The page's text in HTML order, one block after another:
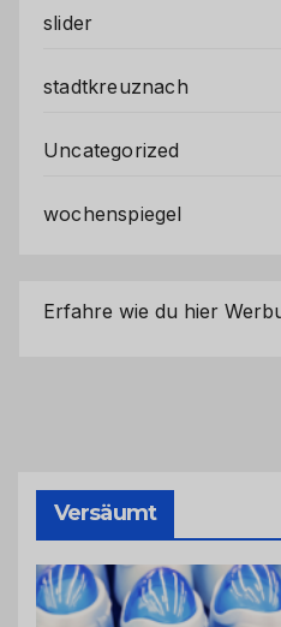
slider
stadtkreuznach
Uncategorized
wochenspiegel
Erfahre wie du hier
Versäumt